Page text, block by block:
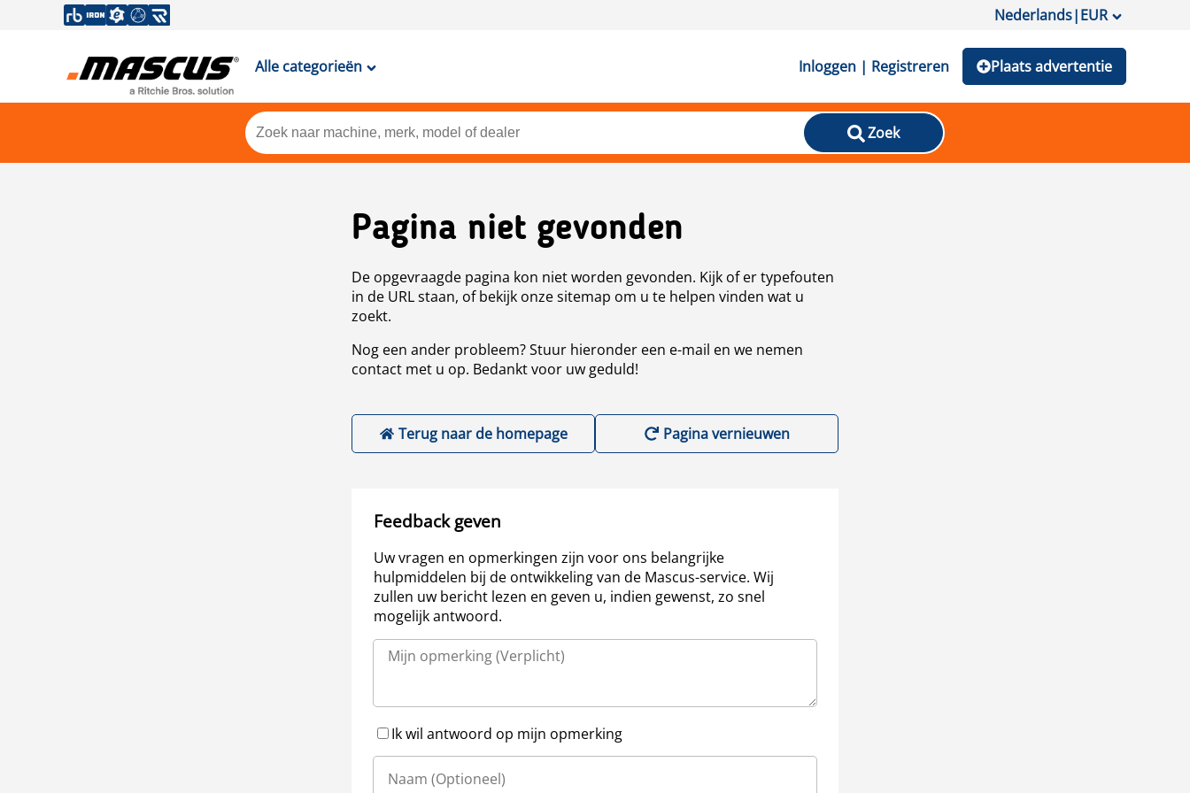
Nederlands|EUR
Alle categorieën Inloggen | Registreren Plaats advertentie
Zoek
Pagina niet gevonden
De opgevraagde pagina kon niet worden gevonden. Kijk of er typefouten
in de URL staan, of bekijk onze sitemap om u te helpen vinden wat u
zoekt.
Nog een ander probleem? Stuur hieronder een e-mail en we nemen
contact met u op. Bedankt voor uw geduld!
Terug naar de homepage Pagina vernieuwen
Feedback geven
Uw vragen en opmerkingen zijn voor ons belangrijke
hulpmiddelen bij de ontwikkeling van de Mascus-service. Wij
zullen uw bericht lezen en geven u, indien gewenst, zo snel
mogelijk antwoord.
Ik wil antwoord op mijn opmerking